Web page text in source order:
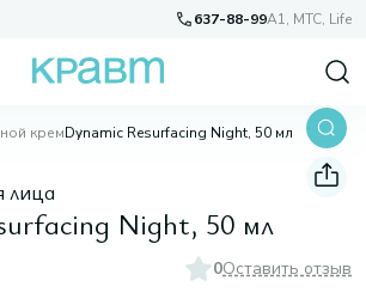
637-88-99A1, МТС, Life
кремDynamic Resurfacing Night, 50 мл
лица
Night, 50 мл
0Оставить отзыв